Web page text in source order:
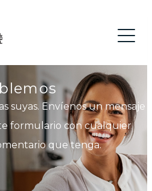
suyas. Envíenos un mensaje
formulario con cualquier
que tenga.